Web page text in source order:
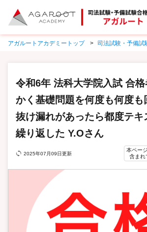
アガルートアカデミートップ 司法試験・予備試
令和6年 法科大学院入試 合
かく基礎問題を何度も何度も
抜け漏れがあったら都度テキ
繰り返した Y.Oさん
2025年07月09日更新
本ペー
含まれ